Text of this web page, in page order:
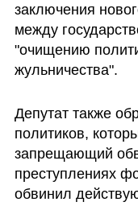
заключения
между
"очищению
жульничества".
Депутат также
политиков,
запрещающий
преступлениях
обвинил